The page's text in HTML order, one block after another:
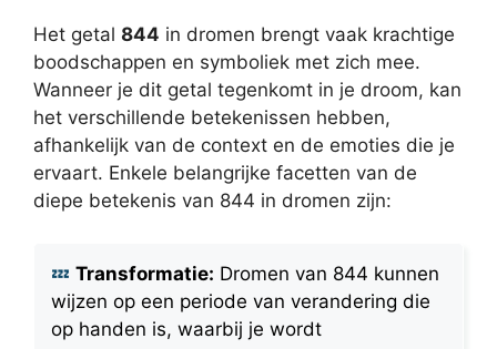
Het getal 844 in dromen brengt vaak krachtige
boodschappen en symboliek met zich mee.
Wanneer je dit getal tegenkomt in je droom, kan
het verschillende betekenissen hebben,
afhankelijk van de context en de emoties die je
ervaart. Enkele belangrijke facetten van de
diepe betekenis van 844 in dromen zijn:
Transformatie: Dromen van 844 kunnen
wijzen op een periode van verandering die
op handen is, waarbij je wordt